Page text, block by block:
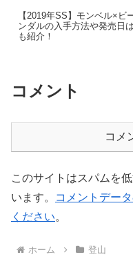
【2019年SS】モンベル×ビ
ンダルの入手方法や発売日
も紹介！
コメント
コメ
このサイトはスパムを
います。
コメントデー
ください。
ホーム 登山